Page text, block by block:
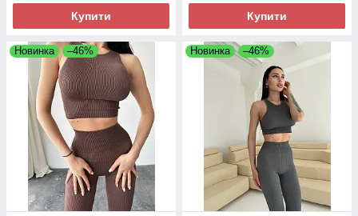
Купити Купити
Новинка –46% Новинка –46%